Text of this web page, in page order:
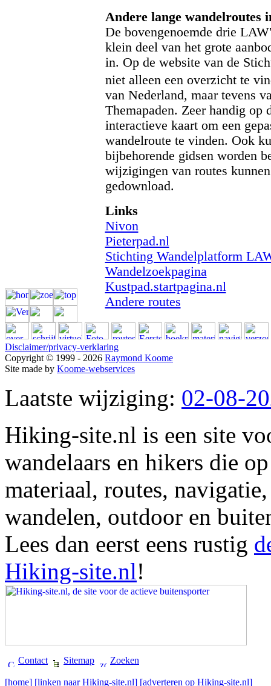
Andere lange wandelroutes
De bovengenoemde drie
klein deel van het grote
in. Op de website van de
niet alleen een overzicht te
van Nederland, maar tevens
Themapaden. Zeer handig op
interactieve kaart om een
wandelroute te vinden. Ook
bijbehorende gidsen worden
wijzigingen van routes
gedownload.
Links
Nivon
Pieterpad.nl
Stichting Wandelplatform
Wandelzoekpagina
Kustpad.startpagina.nl
Andere routes
Disclaimer/privacy-verklaring
Copyright © 1999 - 2026 Raymond Koome
Site made by Koome-webservices
Laatste wijziging: 02-08-
Hiking-site.nl is een site
wandelaars en hikers die
materiaal, routes,
wandelen, outdoor en
Lees dan eerst eens rustig
Hiking-site.nl!
Contact Sitemap Zoeken
[home] [linken naar Hiking-site.nl] [adverteren op Hiking-site.nl]